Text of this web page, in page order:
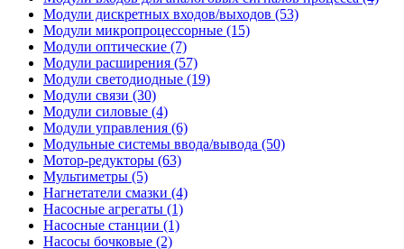
Модули дискретных входов/выходов (53)
Модули микропроцессорные (15)
Модули оптические (7)
Модули расширения (57)
Модули светодиодные (19)
Модули связи (30)
Модули силовые (4)
Модули управления (6)
Модульные системы ввода/вывода (50)
Мотор-редукторы (63)
Мультиметры (5)
Нагнетатели смазки (4)
Насосные агрегаты (1)
Насосные станции (1)
Насосы бочковые (2)